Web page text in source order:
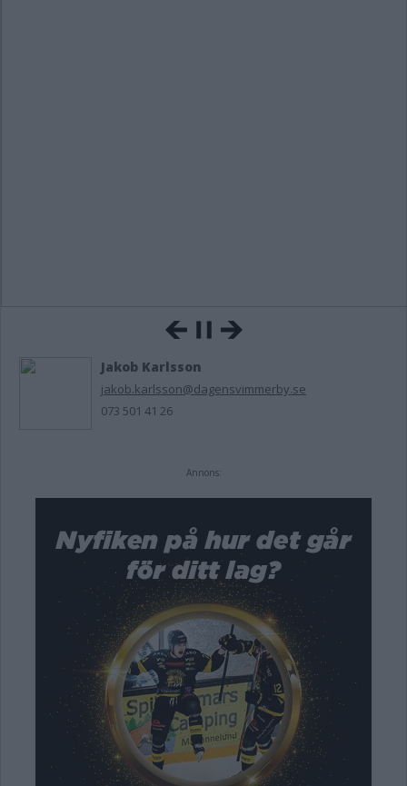
Jakob Karlsson
jakob.karlsson@dagensvimmerby.se
073 501 41 26
Annons: